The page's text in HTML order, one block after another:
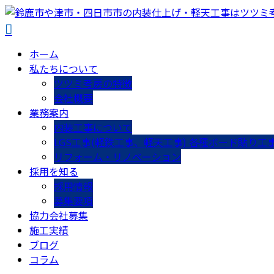
ホーム
私たちについて
ツツミ考房の特徴
会社概要
業務案内
内装工事について
LGS工事(軽鉄工事、軽天工事) 各種ボード貼り工
リフォーム・リノベーション
採用を知る
採用情報
募集要項
協力会社募集
施工実績
ブログ
コラム